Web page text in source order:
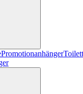
Promotionanhänger